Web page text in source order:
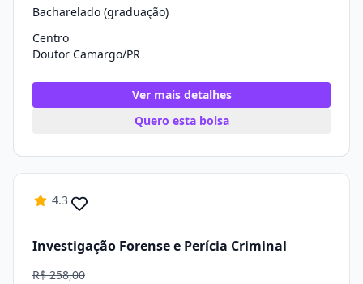
Bacharelado (graduação)
Centro
Doutor Camargo/PR
Ver mais detalhes
Quero esta bolsa
4.3
Investigação Forense e Perícia Criminal
R$ 258,00